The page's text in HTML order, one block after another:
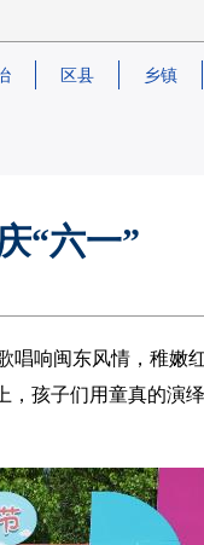
区县 乡镇
“六一”
唱响闽东风情，稚嫩
孩子们用童真的演